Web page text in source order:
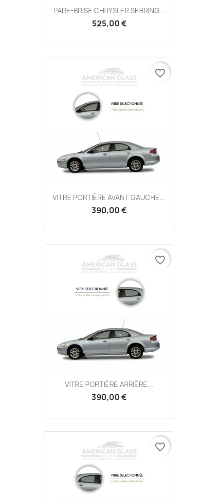
PARE-BRISE CHRYSLER SEBRING...
525,00 €
VITRE PORTIÈRE AVANT GAUCHE...
390,00 €
favorite_border
VITRE PORTIÈRE ARRIÈRE...
390,00 €
favorite_border
favorite_border